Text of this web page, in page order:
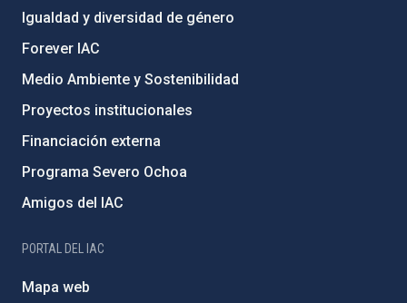
Igualdad y diversidad de género
Forever IAC
Medio Ambiente y Sostenibilidad
Proyectos institucionales
Financiación externa
Programa Severo Ochoa
Amigos del IAC
PORTAL DEL IAC
Mapa web